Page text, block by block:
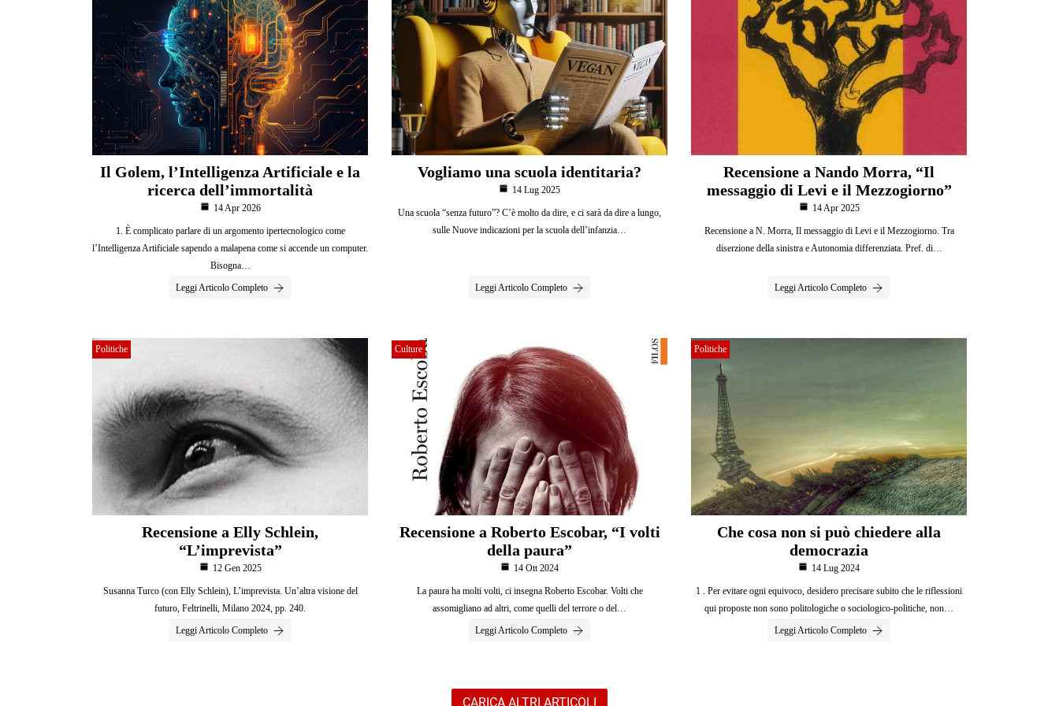
Il Golem, l’Intelligenza Artificiale e la
ricerca dell’immortalità
14 Apr 2026
1. È complicato parlare di un argomento ipertecnologico come
l’Intelligenza Artificiale sapendo a malapena come si accende un computer.
Bisogna…
Leggi Articolo Completo
Vogliamo una scuola identitaria?
14 Lug 2025
Una scuola “senza futuro”? C’è molto da dire, e ci sarà da dire a lungo,
sulle Nuove indicazioni per la scuola dell’infanzia…
Leggi Articolo Completo
Recensione a Nando Morra, “Il
messaggio di Levi e il Mezzogiorno”
14 Apr 2025
Recensione a N. Morra, Il messaggio di Levi e il Mezzogiorno. Tra
diserzione della sinistra e Autonomia differenziata. Pref. di…
Leggi Articolo Completo
Politiche
Recensione a Elly Schlein,
“L’imprevista”
12 Gen 2025
Susanna Turco (con Elly Schlein), L’imprevista. Un’altra visione del
futuro, Feltrinelli, Milano 2024, pp. 240.
Leggi Articolo Completo
Culture
Recensione a Roberto Escobar, “I volti
della paura”
14 Ott 2024
La paura ha molti volti, ci insegna Roberto Escobar. Volti che
assomigliano ad altri, come quelli del terrore o del…
Leggi Articolo Completo
Politiche
Che cosa non si può chiedere alla
democrazia
14 Lug 2024
1 . Per evitare ogni equivoco, desidero precisare subito che le riflessioni
qui proposte non sono politologiche o sociologico-politiche, non…
Leggi Articolo Completo
CARICA ALTRI ARTICOLI